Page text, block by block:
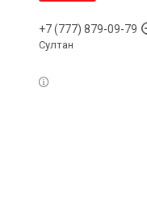
+7 (777) 879-09-79
Султан